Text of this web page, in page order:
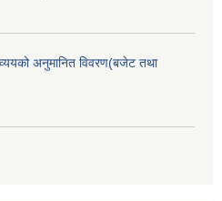
अनुमानित विवरण(बजेट तथा